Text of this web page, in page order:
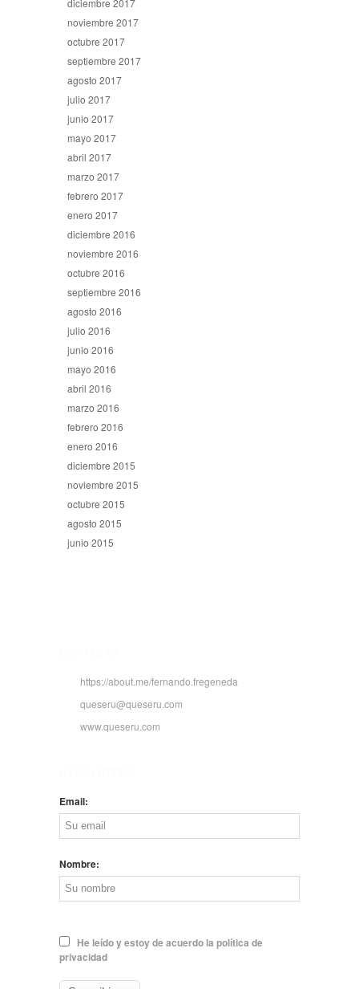
noviembre 2017
octubre 2017
septiembre 2017
agosto 2017
julio 2017
junio 2017
mayo 2017
abril 2017
marzo 2017
febrero 2017
enero 2017
diciembre 2016
noviembre 2016
octubre 2016
septiembre 2016
agosto 2016
julio 2016
junio 2016
mayo 2016
abril 2016
marzo 2016
febrero 2016
enero 2016
diciembre 2015
noviembre 2015
octubre 2015
agosto 2015
junio 2015
https://about.me/fernando.fregeneda
queseru@queseru.com
www.queseru.com
Email:
Nombre:
He leído y estoy de acuerdo la política de
privacidad